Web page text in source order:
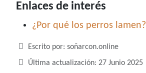
Enlaces de interés
¿Por qué los perros lamen?
Detalles
Escrito por: soñarcon.online
Última actualización: 27 Junio 2025